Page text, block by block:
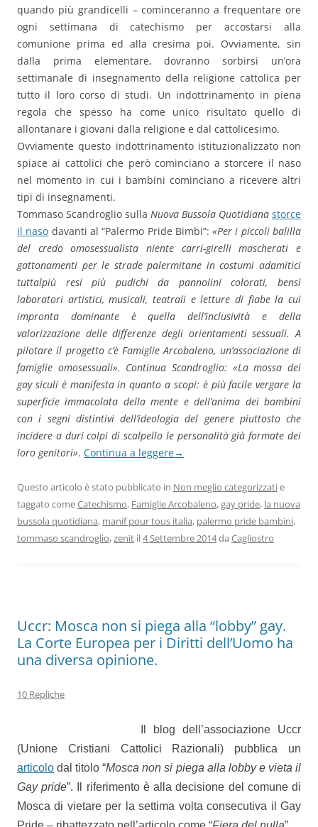
quando più grandicelli – cominceranno a frequentare ore
ogni settimana di catechismo per accostarsi alla
comunione prima ed alla cresima poi. Ovviamente, sin
dalla prima elementare, dovranno sorbirsi un’ora
settimanale di insegnamento della religione cattolica per
tutto il loro corso di studi. Un indottrinamento in piena
regola che spesso ha come unico risultato quello di
allontanare i giovani dalla religione e dal cattolicesimo.
Ovviamente questo indottrinamento istituzionalizzato non
spiace ai cattolici che però cominciano a storcere il naso
nel momento in cui i bambini cominciano a ricevere altri
tipi di insegnamenti.
Tommaso Scandroglio sulla Nuova Bussola Quotidiana storce
il naso davanti al “Palermo Pride Bimbi”:«Per i piccoli balilla
del credo omosessualista niente carri-girelli mascherati e
gattonamenti per le strade palermitane in costumi adamitici
tuttalpiù resi più pudichi da pannolini colorati, bensì
laboratori artistici, musicali, teatrali e letture di fiabe la cui
impronta dominante è quella dell’inclusività e della
valorizzazione delle differenze degli orientamenti sessuali. A
pilotare il progetto c’è Famiglie Arcobaleno, un’associazione di
famiglie omosessuali». Continua Scandroglio: «La mossa dei
gay siculi è manifesta in quanto a scopi: è più facile vergare la
superficie immacolata della mente e dell’anima dei bambini
con i segni distintivi dell’ideologia del genere piuttosto che
incidere a duri colpi di scalpello le personalità già formate dei
loro genitori». Continua a leggere→
Questo articolo è stato pubblicato in Non meglio categorizzatie
taggato comeCatechismo, Famiglie Arcobaleno,gay pride, la nuova
bussola quotidiana, manif pour tous italia, palermo pride bambini,
tommaso scandroglio,zenit il4 Settembre 2014da Cagliostro
Uccr: Mosca non si piega alla “lobby” gay.
La Corte Europea per i Diritti dell’Uomo ha
una diversa opinione.
10 Repliche
Il blog dell’associazione Uccr
(Unione Cristiani Cattolici Razionali) pubblica un
articolo dal titolo “Mosca non si piega alla lobby e vieta il
Gay pride”. Il riferimento è alla decisione del comune di
Mosca di vietare per la settima volta consecutiva il Gay